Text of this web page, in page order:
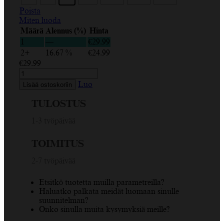
Poista
Miten luoda
Määrä Alennus (%)
Hinta
1
— € 29.99
2+
16.67 % €24.99
€29.99
Heart,
Finlangin
Lisää ostoskoriin Luo
Etsitkö tuotetta muilla parametreilla?
Haluatko palkata meidät luomaan sinulle
suunnitelman?
Onko sinulla muita kysymyksiä meille?